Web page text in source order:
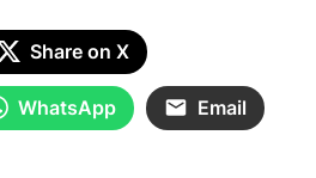
Share on X
WhatsApp Email